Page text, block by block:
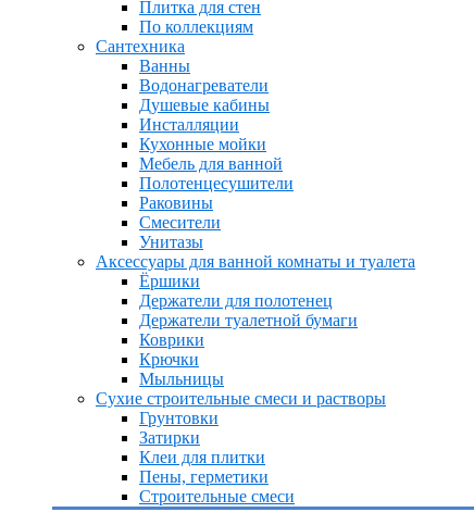
Плитка для стен
По коллекциям
Сантехника
Ванны
Водонагреватели
Душевые кабины
Инсталляции
Кухонные мойки
Мебель для ванной
Полотенцесушители
Раковины
Смесители
Унитазы
Аксессуары для ванной комнаты и туалета
Ёршики
Держатели для полотенец
Держатели туалетной бумаги
Коврики
Крючки
Мыльницы
Сухие строительные смеси и растворы
Грунтовки
Затирки
Клеи для плитки
Пены, герметики
Строительные смеси